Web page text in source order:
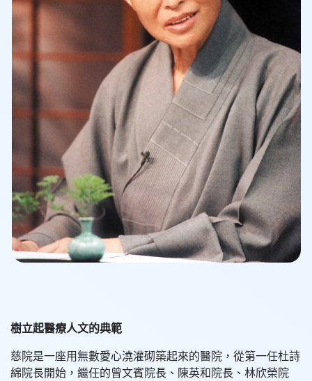
樹立起醫療人文的典範
慈院是一座用無數愛心澆灌砌築起來的醫院，從第一任杜詩
綿院長開始，繼任的曾文賓院長、陳英和院長、林欣榮院